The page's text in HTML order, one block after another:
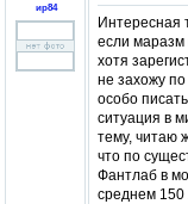
ир84
Интересная
если маразм
хотя
не захожу
особо
ситуация в
тему, читаю
что по
Фантлаб в
среднем 150